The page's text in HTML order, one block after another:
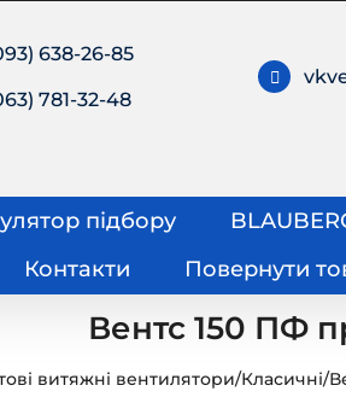
638-26-85
781-32-48
підбору
Контакти
Повернути
Вентс 150 ПФ
витяжні вентилятори/Класичні/